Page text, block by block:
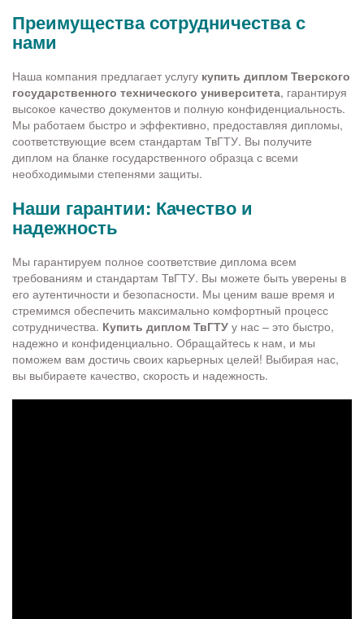
Преимущества сотрудничества с
нами
Наша компания предлагает услугу купить диплом Тверского
государственного технического университета, гарантируя
высокое качество документов и полную конфиденциальность.
Мы работаем быстро и эффективно, предоставляя дипломы,
соответствующие всем стандартам ТвГТУ. Вы получите
диплом на бланке государственного образца с всеми
необходимыми степенями защиты.
Наши гарантии: Качество и
надежность
Мы гарантируем полное соответствие диплома всем
требованиям и стандартам ТвГТУ. Вы можете быть уверены в
его аутентичности и безопасности. Мы ценим ваше время и
стремимся обеспечить максимально комфортный процесс
сотрудничества. Купить диплом ТвГТУ у нас – это быстро,
надежно и конфиденциально. Обращайтесь к нам, и мы
поможем вам достичь своих карьерных целей! Выбирая нас,
вы выбираете качество, скорость и надежность.